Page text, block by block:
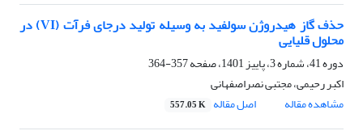
حذف گاز هیدروژن سولفید به وسیله تولید درجای فرآت (VI) در
محلول قلیایی
دوره 41، شماره 3، پاییز 1401، صفحه
357-364
اکبر رحیمی، مجتبی نصراصفهانی
مشاهده مقاله
اصل مقاله 557.05 K